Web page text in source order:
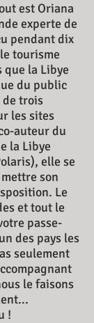
est Oriana
experte de
pendant dix
tourisme
la Libye
du public
trois
les sites
auteur du
la Libye
elle se
son
Le
et tout le
passe-
des pays les
seulement
le faisons
!